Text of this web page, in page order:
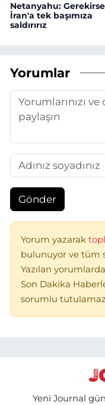
Netanyahu: Gerekirse
İran'a tek başımıza
saldırırız
Yorumlar
Gönder
Yorum yazarak
bulunuyor ve tüm
Yazılan
Son Dakika
sorumlu
Yeni Journal